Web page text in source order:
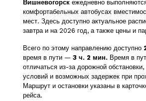
Вишневогорск ежедневно
комфортабельных автобусах
мест. Здесь доступно актуальное
завтра и на 2026 год, а также цены и
Всего по этому направлению доступно
время в пути — 3 ч. 2 мин. Время в
отличаться из-за дорожной
условий и возможных задержек при
Маршрут и остановки указаны в
рейса.